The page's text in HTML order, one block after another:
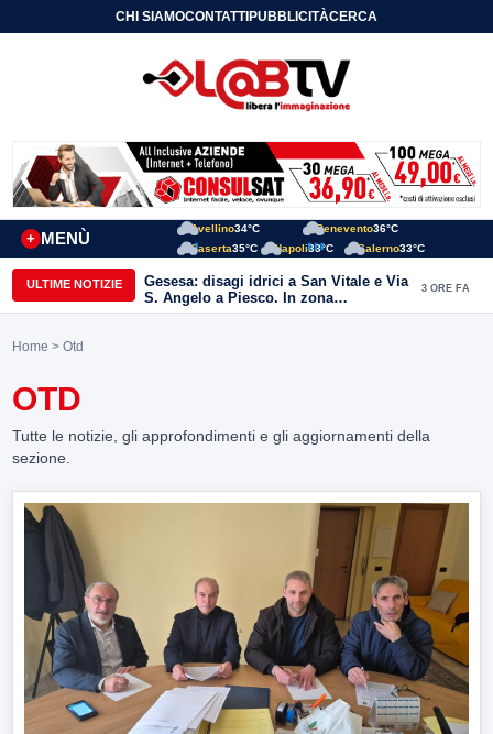
CHI SIAMOCONTATTIPUBBLICITÀCERCA
MENÙ
+
Avellino34°C Benevento36°C
Caserta35°C Napoli33°C Salerno33°C
ULTIME NOTIZIE
Gesesa: disagi idrici a San Vitale e Via
S. Angelo a Piesco. In zona
posizionata l’autobotte
3 ORE FA
Home > Otd
OTD
Tutte le notizie, gli approfondimenti e gli aggiornamenti della
sezione.